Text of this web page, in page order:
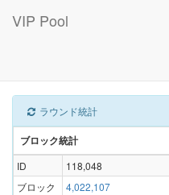
VIP Pool
ラウンド統計
ブロック統計
ID 118,048
ブロック
4,022,107